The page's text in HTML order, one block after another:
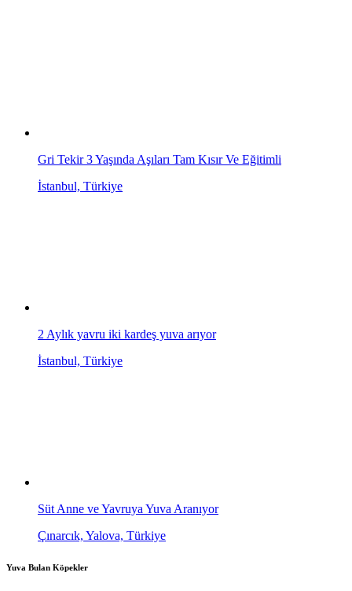
Gri Tekir 3 Yaşında Aşıları Tam Kısır Ve Eğitimli
İstanbul, Türkiye
2 Aylık yavru iki kardeş yuva arıyor
İstanbul, Türkiye
Süt Anne ve Yavruya Yuva Aranıyor
Çınarcık, Yalova, Türkiye
Yuva Bulan Köpekler